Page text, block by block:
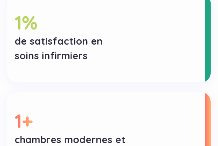
1%
de satisfaction en
soins infirmiers
1+
chambres modernes et